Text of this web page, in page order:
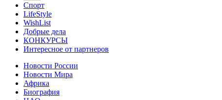
Спорт
LifeStyle
WishList
Добрые дела
КОНКУРСЫ
Интересное от партнеров
Новости России
Новости Мира
Африка
Биография